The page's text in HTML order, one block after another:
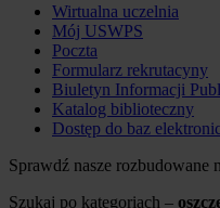
Wirtualna uczelnia
Mój USWPS
Poczta
Formularz rekrutacyny
Biuletyn Informacji
Katalog biblioteczny
Dostęp do baz
Sprawdź nasze rozbudowane
Szukaj po kategoriach –